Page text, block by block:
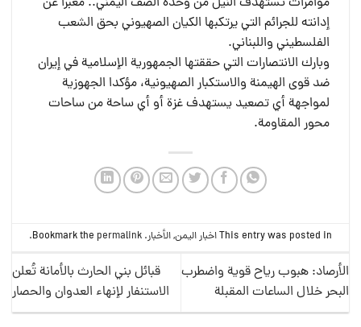
إدانته للجرائم التي يرتكبها الكيان الصهيوني بحق الشعب
الفلسطيني واللبناني.
وبارك الانتصارات التي حققتها الجمهورية الإسلامية في إيران
ضد قوى الهيمنة والاستكبار الصهيونية، مؤكدا الجهوزية
لمواجهة أي تصعيد يستهدف غزة أو أي ساحة من ساحات
محور المقاومة.
This entry was posted inاخبار اليمن,الأخبار. Bookmark the
permalink
.
الأرصاد: هبوب رياح قوية واضطرب
البحر خلال الساعات المقبلة
قبائل بني الحارث بالأمانة تُعلن
الاستنفار لإنهاء العدوان والحصار